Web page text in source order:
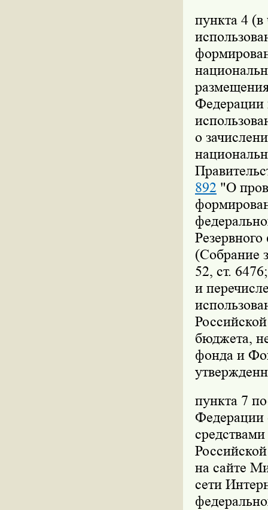
пункта 4 (в
Федерации
о
892 "О
(Собрание
52, ст.
и
бюджета,
фонда и
пункта 7
Федерации
на сайте
сети